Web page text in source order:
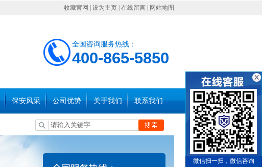
收藏官网 设为主页 在线留言 网站地图
全国咨询服务热线：
400-865-5850
保安风采 公司优势 关于我们 联系我们